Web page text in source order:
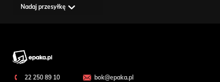
Nadaj przesyłkę
22 250 89 10
bok@epaka.pl